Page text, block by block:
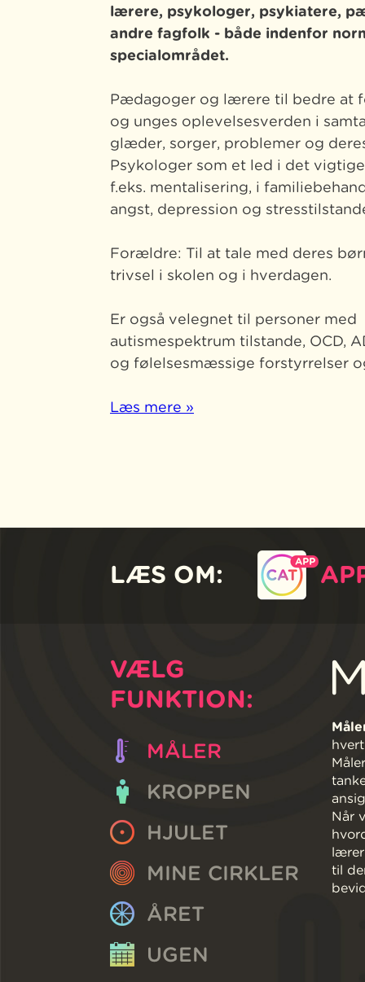
lærere, psykologer, psykiatere,
andre fagfolk - både indenfor
specialområdet.
Pædagoger og lærere til bedre at
og unges oplevelsesverden i
glæder, sorger, problemer og
Psykologer som et led i det
f.eks. mentalisering, i
angst, depression og
Forældre: Til at tale med deres
trivsel i skolen og i hverdagen.
Er også velegnet til personer med
autismespektrum tilstande, OCD,
og følelsesmæssige forstyrrelser
Læs mere »
LÆS OM:
VÆLG
FUNKTION:
MÅLER
KROPPEN
HJULET
MINE CIRKLER
ÅRET
UGEN
Når
lærer
til